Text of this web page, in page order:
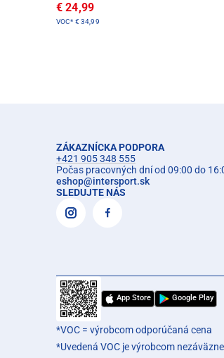
€ 24,99
VOC* € 34,99
ZÁKAZNÍCKA PODPORA
+421 905 348 555
Počas pracovných dní od 09:00 do
eshop@intersport.sk
SLEDUJTE NÁS
App Store Google Play
*VOC = výrobcom odporúčaná cena
*Uvedená VOC je výrobcom